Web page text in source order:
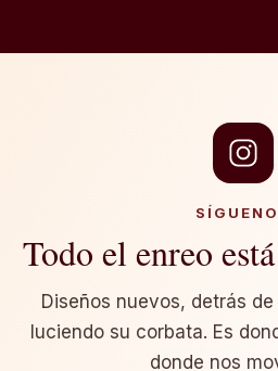
Todo el enreo
Diseños nuevos, detrás
luciendo su corbata. Es
donde nos